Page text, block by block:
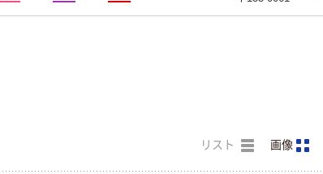
リスト 画像